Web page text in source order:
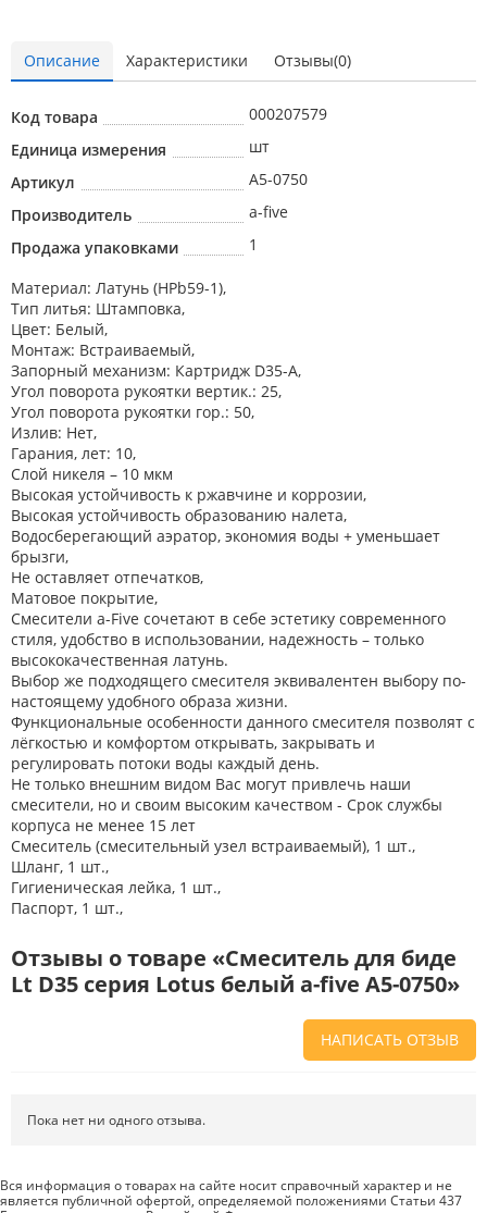
Описание Характеристики Отзывы(0)
Код товара
000207579
Единица измерения
шт
Артикул
A5-0750
Производитель
a-five
Продажа упаковками
1
Материал: Латунь (HPb59-1),
Тип литья: Штамповка,
Цвет: Белый,
Монтаж: Встраиваемый,
Запорный механизм: Картридж D35-A,
Угол поворота рукоятки вертик.: 25,
Угол поворота рукоятки гор.: 50,
Излив: Нет,
Гарания, лет: 10,
Слой никеля – 10 мкм
Высокая устойчивость к ржавчине и коррозии,
Высокая устойчивость образованию налета,
Водосберегающий аэратор, экономия воды + уменьшает
брызги,
Не оставляет отпечатков,
Матовое покрытие,
Смесители a-Five сочетают в себе эстетику современного
стиля, удобство в использовании, надежность – только
высококачественная латунь.
Выбор же подходящего смесителя эквивалентен выбору по-
настоящему удобного образа жизни.
Функциональные особенности данного смесителя позволят с
лёгкостью и комфортом открывать, закрывать и
регулировать потоки воды каждый день.
Не только внешним видом Вас могут привлечь наши
смесители, но и своим высоким качеством - Срок службы
корпуса не менее 15 лет
Смеситель (смесительный узел встраиваемый), 1 шт.,
Шланг, 1 шт.,
Гигиеническая лейка, 1 шт.,
Паспорт, 1 шт.,
Отзывы о товаре «Смеситель для биде
Lt D35 серия Lotus белый a-five A5-0750»
НАПИСАТЬ ОТЗЫВ
не ошиблись в своем выборе.
Доставка. Как был упакован товар? Доставили ли его вам в
Пока нет ни одного отзыва.
Вся информация о товарах на сайте носит справочный характер и не
является публичной офертой, определяемой положениями Статьи 437